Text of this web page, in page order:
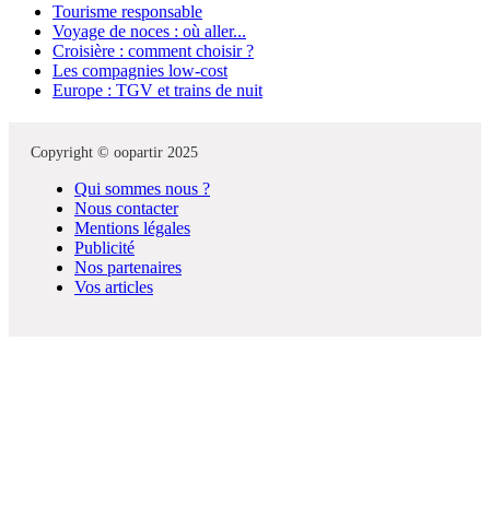
Tourisme responsable
Voyage de noces : où aller...
Croisière : comment choisir ?
Les compagnies low-cost
Europe : TGV et trains de nuit
Copyright © oopartir 2025
Qui sommes nous ?
Nous contacter
Mentions légales
Publicité
Nos partenaires
Vos articles